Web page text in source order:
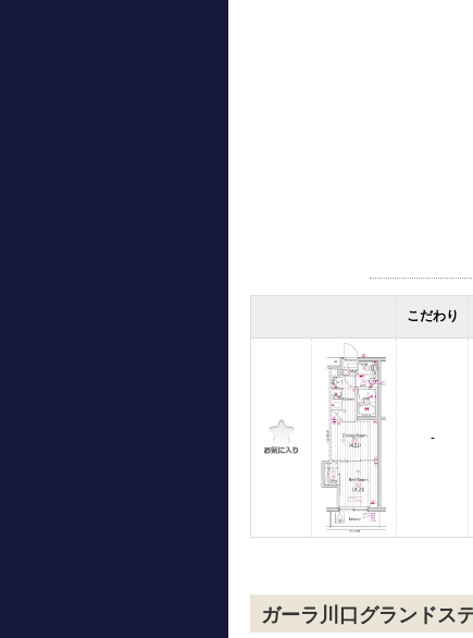
こだわり
-
ガーラ川口グランドス